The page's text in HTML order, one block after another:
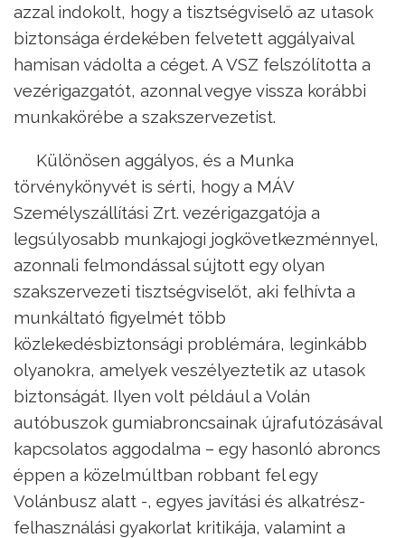
azzal indokolt, hogy a tisztségviselő az utasok
biztonsága érdekében felvetett aggályaival
hamisan vádolta a céget. A VSZ felszólította a
vezérigazgatót, azonnal vegye vissza korábbi
munkakörébe a szakszervezetist.
Különösen aggályos, és a Munka
törvénykönyvét is sérti, hogy a MÁV
Személyszállítási Zrt. vezérigazgatója a
legsúlyosabb munkajogi jogkövetkezménnyel,
azonnali felmondással sújtott egy olyan
szakszervezeti tisztségviselőt, aki felhívta a
munkáltató figyelmét több
közlekedésbiztonsági problémára, leginkább
olyanokra, amelyek veszélyeztetik az utasok
biztonságát. Ilyen volt például a Volán
autóbuszok gumiabroncsainak újrafutózásával
kapcsolatos aggodalma – egy hasonló abroncs
éppen a közelmúltban robbant fel egy
Volánbusz alatt -, egyes javítási és alkatrész-
felhasználási gyakorlat kritikája, valamint a